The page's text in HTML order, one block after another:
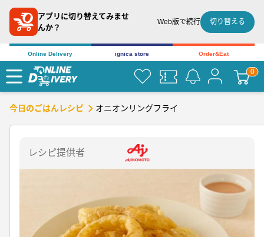
アプリに切り替えてみませ
んか？
Web版で続行 切り替える
Online Delivery ignica store Order&Eat
今日のごはんレシピ オニオンリングフライ
レシピ提供者